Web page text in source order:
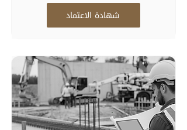
شهادة الاعتماد